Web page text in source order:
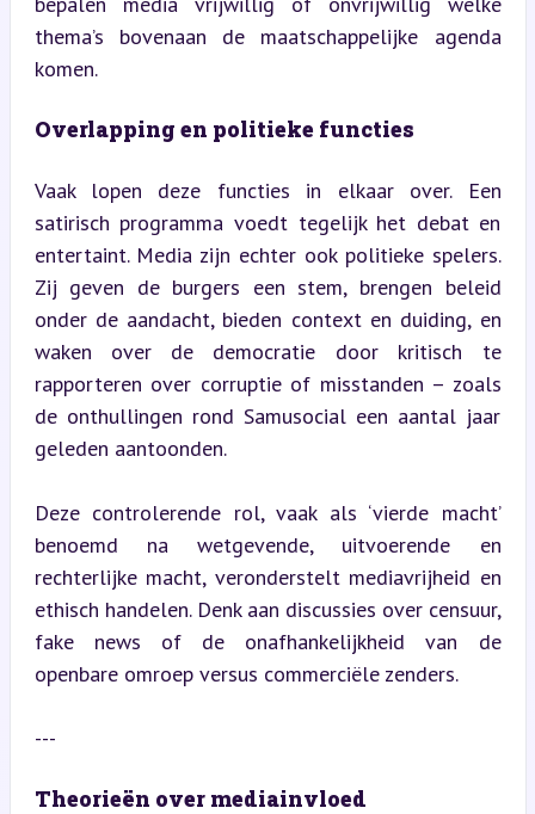
thema’s bovenaan de maatschappelijke agenda
komen.
Overlapping en politieke functies
Vaak lopen deze functies in elkaar over. Een
satirisch programma voedt tegelijk het debat en
entertaint. Media zijn echter ook politieke spelers.
Zij geven de burgers een stem, brengen beleid
onder de aandacht, bieden context en duiding, en
waken over de democratie door kritisch te
rapporteren over corruptie of misstanden – zoals
de onthullingen rond Samusocial een aantal jaar
geleden aantoonden.
Deze controlerende rol, vaak als ‘vierde macht’
benoemd na wetgevende, uitvoerende en
rechterlijke macht, veronderstelt mediavrijheid en
ethisch handelen. Denk aan discussies over censuur,
fake news of de onafhankelijkheid van de
openbare omroep versus commerciële zenders.
---
Theorieën over mediainvloed